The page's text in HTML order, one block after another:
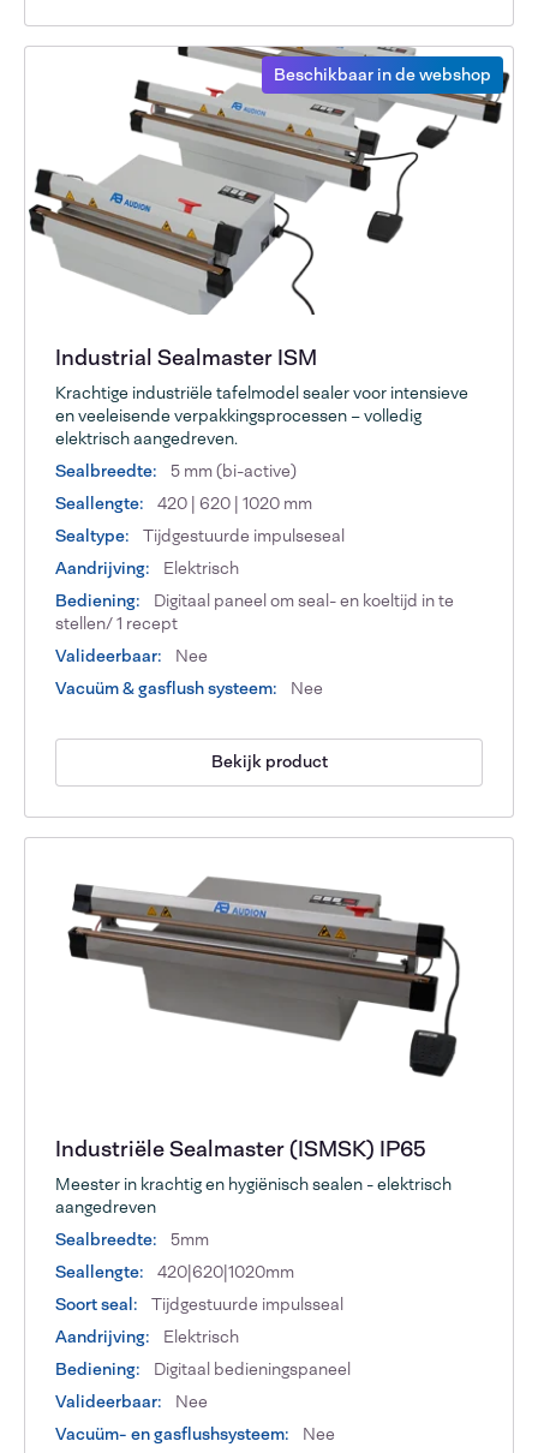
Beschikbaar in de webshop
Industrial Sealmaster ISM
Krachtige industriële tafelmodel sealer voor intensieve
en veeleisende verpakkingsprocessen – volledig
elektrisch aangedreven.
Sealbreedte:
5 mm (bi-active)
Seallengte:
420 | 620 | 1020 mm
Sealtype:
Tijdgestuurde impulseseal
Aandrijving:
Elektrisch
Bediening:
Digitaal paneel om seal- en koeltijd in te
stellen/ 1 recept
Valideerbaar:
Nee
Vacuüm & gasflush systeem:
Nee
Bekijk product
Industriële Sealmaster (ISMSK) IP65
Meester in krachtig en hygiënisch sealen - elektrisch
aangedreven
Sealbreedte:
5mm
Seallengte:
420|620|1020mm
Soort seal:
Tijdgestuurde impulsseal
Aandrijving:
Elektrisch
Bediening:
Digitaal bedieningspaneel
Valideerbaar:
Nee
Vacuüm- en gasflushsysteem:
Nee